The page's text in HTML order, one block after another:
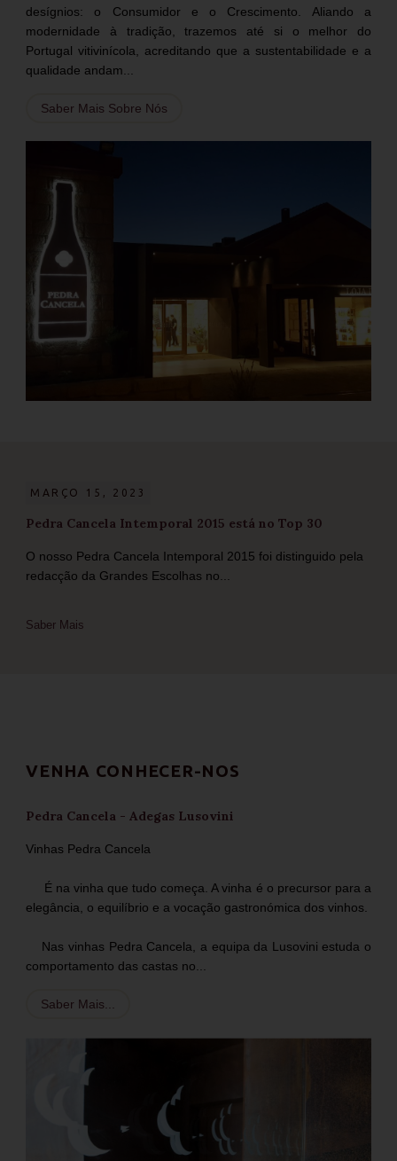
desígnios: o Consumidor e o Crescimento. Aliando a
modernidade à tradição, trazemos até si o melhor do
Portugal vitivinícola, acreditando que a sustentabilidade e a
qualidade andam...
Saber Mais Sobre Nós
MARÇO 15, 2023
Pedra Cancela Intemporal 2015 está no Top 30
O nosso Pedra Cancela Intemporal 2015 foi distinguido pela
redacção da Grandes Escolhas no...
Saber Mais
VENHA CONHECER-NOS
Pedra Cancela - Adegas Lusovini
Vinhas Pedra Cancela
É na vinha que tudo começa. A vinha é o precursor para a
elegância, o equilíbrio e a vocação gastronómica dos vinhos.
Nas vinhas Pedra Cancela, a equipa da Lusovini estuda o
comportamento das castas no...
Saber Mais...